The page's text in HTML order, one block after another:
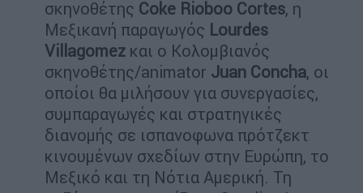
σκηνοθέτης Coke Rioboo Cortes, η
Μεξικανή παραγωγός Lourdes
Villagomez και ο Κολομβιανός
σκηνοθέτης/animator Juan Concha, οι
οποίοι θα μιλήσουν για συνεργασίες,
συμπαραγωγές και στρατηγικές
διανομής σε ισπανοφωνα πρότζεκτ
κινουμένων σχεδίων στην Ευρώπη, το
Μεξικό και τη Νότια Αμερική. Τη